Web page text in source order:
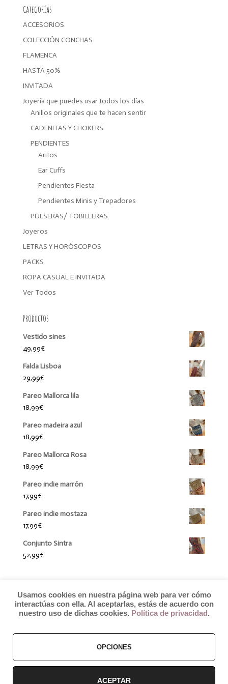
Categorías
ACCESORIOS
COLECCIÓN CONCHAS
FLAMENCA
HASTA 50%
INVITADA
Joyería que puedes usar todos los días
Anillos originales que te hacen sentir
CADENITAS Y CHOKERS
PENDIENTES
Aritos
Ear Cuffs
Pendientes Fiesta
Pendientes Minis y Trepadores
PULSERAS/ TOBILLERAS
Joyeros
LETRAS Y HORÓSCOPOS
PACKS
ROPA CASUAL E INVITADA
Ver Todos
Productos
Vestido sines
49,99€
Falda Lisboa
29,99€
Pareo Mallorca lila
18,99€
Pareo madeira azul
18,99€
Pareo Mallorca Rosa
18,99€
Pareo indie marrón
17,99€
Pareo indie mostaza
17,99€
Conjunto Sintra
52,99€
© 2019 by Débora Colette
Términos y Condiciones Cambios y Devoluciones
Usamos cookies en nuestra página web para ver cómo
interactúas con ella. Al aceptarlas, estás de acuerdo con
nuestro uso de dichas cookies. Política de privacidad .
OPCIONES
ACEPTAR